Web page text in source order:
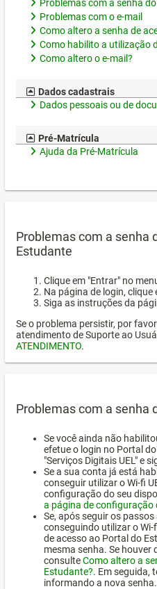
Problemas com a senha do
Problemas com o e-mail
Como altero a senha de
Como habilito a utilização
Como altero o e-mail?
Dados cadastrais
Dados pessoais ou de
Pré-Matrícula
Ajuda da Pré-Matrícula
Problemas com a senha
Estudante
Clique em "Entrar" no
Na página de login, clique
Siga as instruções da
Se o problema persistir, por
atendimento de Suporte ao
ATENDIMENTO.
Problemas com a senha
Se você ainda não
efetue o login no Portal
"Serviços Digitais UEL" e
Se a sua conta já está
conseguir utilizar o Wi-fi
configuração do seu
a página de configuração
Se, após seguir os
conseguindo utilizar o Wi-
de acesso ao Portal do
mesma senha. Se houver
consulteComo altero a
Estudante?. Em seguida,
informando a nova senha.